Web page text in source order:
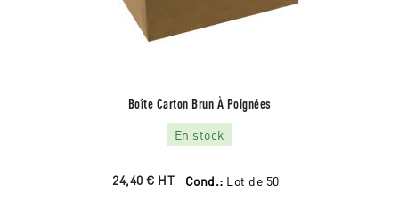
Boîte Carton Brun À Poignées
En stock
24,40 € HT Cond.: Lot de 50